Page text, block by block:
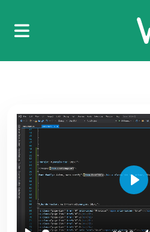
Play
- اختبار عملية اضافة